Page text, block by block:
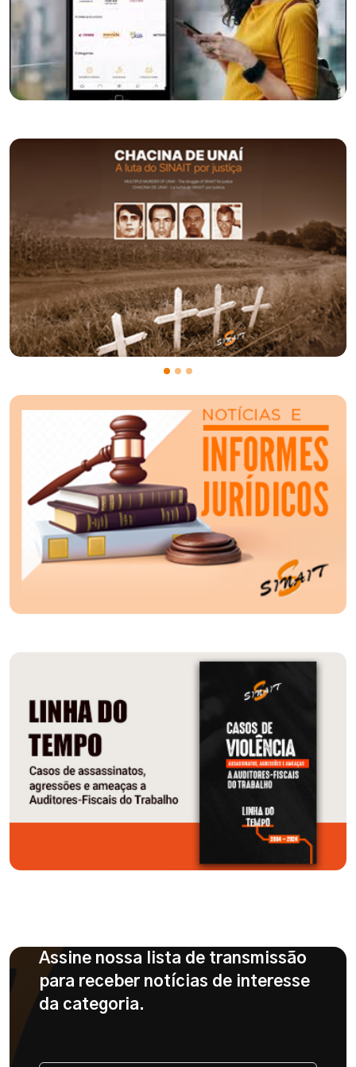
Assine nossa lista de transmissão
para receber notícias de interesse
da categoria.